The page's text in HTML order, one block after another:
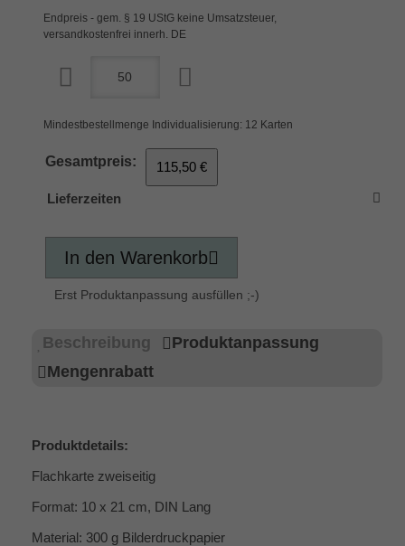
Endpreis - gem. § 19 UStG keine Umsatzsteuer,
versandkostenfrei innerh. DE
Mindestbestellmenge Individualisierung: 12 Karten
Gesamtpreis: 115,50 €
Lieferzeiten
In den Warenkorb
Erst Produktanpassung ausfüllen ;-)
Beschreibung
Produktanpassung
Mengenrabatt
Produktdetails:
Flachkarte zweiseitig
Format: 10 x 21 cm, DIN Lang
Material: 300 g Bilderdruckpapier